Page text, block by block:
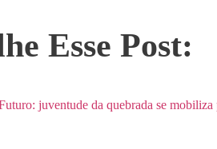
Esse Post:
juventude da quebrada se mobiliza